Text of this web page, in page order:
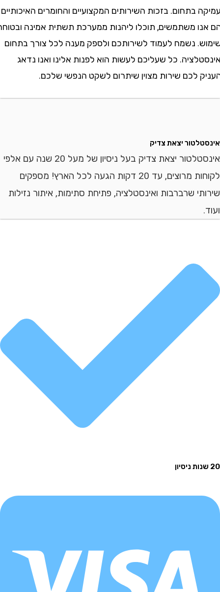
בתחום. בזכות השירותים המקצועיים והחומרים האיכותיים
משתמשים, תוכלו ליהנות ממערכת תשתית אמינה ובטוחה
נשמח לעמוד לשירותכם ולספק מענה לכל צורך בתחום
כל שעליכם לעשות הוא לפנות אלינו ואנו נדאג
לכם שירות מצוין שיתרום לשקט הנפשי שלכם.
יצאת צדיק
אינסטלטור יצאת צדיק בעל ניסיון של מעל 20 שנה עם אלפי
לקוחות מרוצים, עד 20 דקות הגעה לכל הארץ! מספקים
שרברבות ואינסטלציה, פתיחת סתימות, איתור נזילות